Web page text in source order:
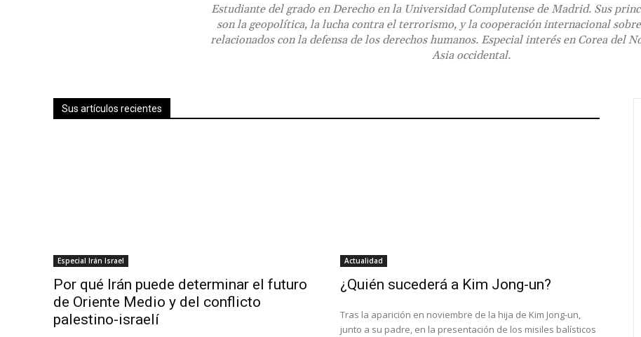
Estudiante del grado en Derecho en la Universidad Complutense de Madrid. Sus
son la geopolítica, la lucha contra el terrorismo, y la cooperación internacional
relacionados con la defensa de los derechos humanos. Especial interés en Corea del
Asia occidental.
Sus artículos recientes
Especial Irán Israel
Por qué Irán puede determinar el futuro
de Oriente Medio y del conflicto
palestino-israelí
Actualidad
¿Quién sucederá a Kim Jong-un?
Tras la aparición en noviembre de la hija de Kim Jong-un,
junto a su padre, en la presentación de los misiles balísticos